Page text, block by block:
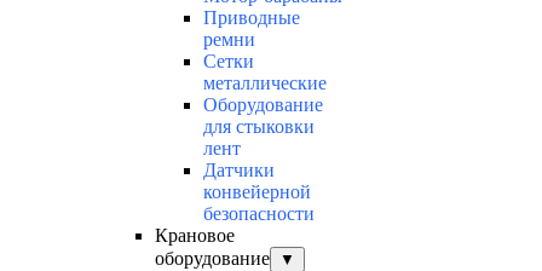
Приводные
ремни
Сетки
металлические
Оборудование
для стыковки
лент
Датчики
конвейерной
безопасности
Крановое
оборудование
▼